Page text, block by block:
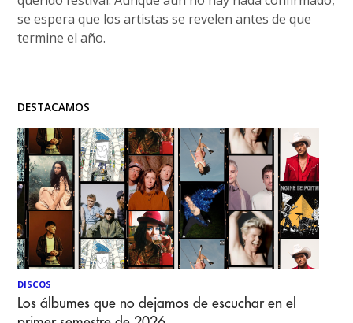
se espera que los artistas se revelen antes de que
termine el año.
DESTACAMOS
DISCOS
Los álbumes que no dejamos de escuchar en el